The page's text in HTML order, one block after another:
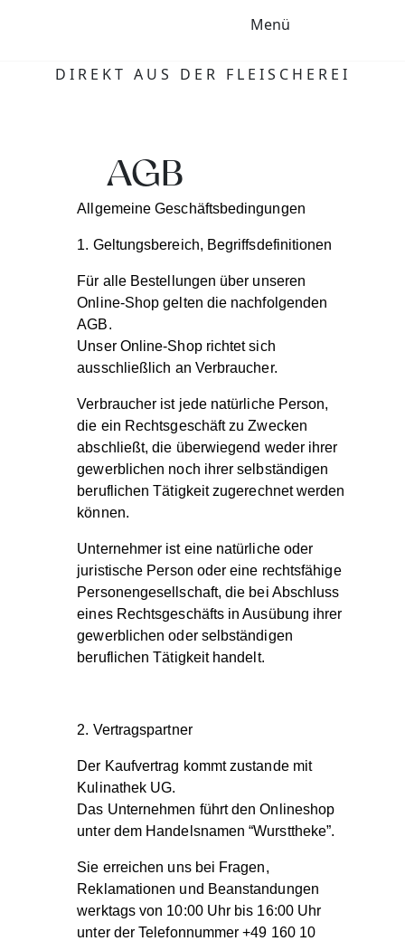
Menü
DIREKT AUS DER FLEISCHEREI
AGB
Allgemeine Geschäftsbedingungen
1. Geltungsbereich, Begriffsdefinitionen
Für alle Bestellungen über unseren
Online-Shop gelten die nachfolgenden
AGB.
Unser Online-Shop richtet sich
ausschließlich an Verbraucher.
Verbraucher ist jede natürliche Person,
die ein Rechtsgeschäft zu Zwecken
abschließt, die überwiegend weder ihrer
gewerblichen noch ihrer selbständigen
beruflichen Tätigkeit zugerechnet werden
können.
Unternehmer ist eine natürliche oder
juristische Person oder eine rechtsfähige
Personengesellschaft, die bei Abschluss
eines Rechtsgeschäfts in Ausübung ihrer
gewerblichen oder selbständigen
beruflichen Tätigkeit handelt.
2. Vertragspartner
Der Kaufvertrag kommt zustande mit
Kulinathek UG.
Das Unternehmen führt den Onlineshop
unter dem Handelsnamen “Wursttheke”.
Sie erreichen uns bei Fragen,
Reklamationen und Beanstandungen
werktags von 10:00 Uhr bis 16:00 Uhr
unter der Telefonnummer +49 160 10